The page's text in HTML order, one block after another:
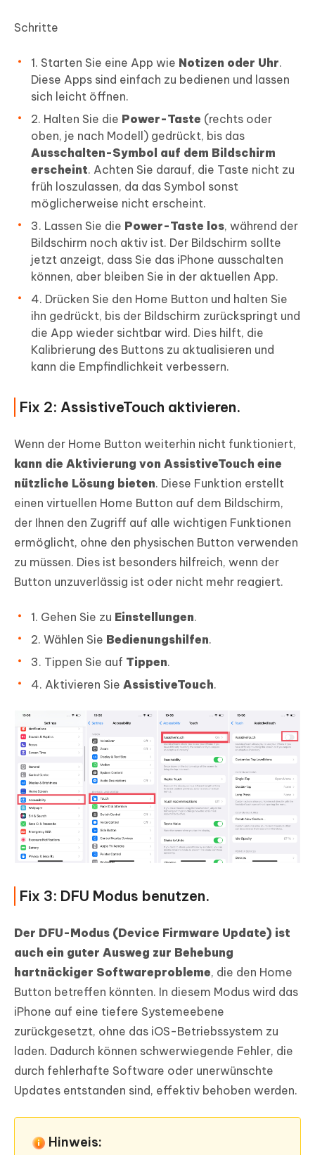
Schritte
1. Starten Sie eine App wie Notizen oder Uhr.
Diese Apps sind einfach zu bedienen und lassen
sich leicht öffnen.
2. Halten Sie die Power-Taste (rechts oder
oben, je nach Modell) gedrückt, bis das
Ausschalten-Symbol auf dem Bildschirm
erscheint. Achten Sie darauf, die Taste nicht zu
früh loszulassen, da das Symbol sonst
möglicherweise nicht erscheint.
3. Lassen Sie die Power-Taste los, während der
Bildschirm noch aktiv ist. Der Bildschirm sollte
jetzt anzeigt, dass Sie das iPhone ausschalten
können, aber bleiben Sie in der aktuellen App.
4. Drücken Sie den Home Button und halten Sie
ihn gedrückt, bis der Bildschirm zurückspringt und
die App wieder sichtbar wird. Dies hilft, die
Kalibrierung des Buttons zu aktualisieren und
kann die Empfindlichkeit verbessern.
Fix 2: AssistiveTouch aktivieren.
Wenn der Home Button weiterhin nicht funktioniert,
kann die Aktivierung von AssistiveTouch eine
nützliche Lösung bieten. Diese Funktion erstellt
einen virtuellen Home Button auf dem Bildschirm,
der Ihnen den Zugriff auf alle wichtigen Funktionen
ermöglicht, ohne den physischen Button verwenden
zu müssen. Dies ist besonders hilfreich, wenn der
Button unzuverlässig ist oder nicht mehr reagiert.
1. Gehen Sie zu Einstellungen.
2. Wählen Sie Bedienungshilfen.
3. Tippen Sie auf Tippen.
4. Aktivieren Sie AssistiveTouch.
Fix 3: DFU Modus benutzen.
Der DFU-Modus (Device Firmware Update) ist
auch ein guter Ausweg zur Behebung
hartnäckiger Softwareprobleme, die den Home
Button betreffen könnten. In diesem Modus wird das
iPhone auf eine tiefere Systemeebene
zurückgesetzt, ohne das iOS-Betriebssystem zu
laden. Dadurch können schwerwiegende Fehler, die
durch fehlerhafte Software oder unerwünschte
Updates entstanden sind, effektiv behoben werden.
Hinweis: